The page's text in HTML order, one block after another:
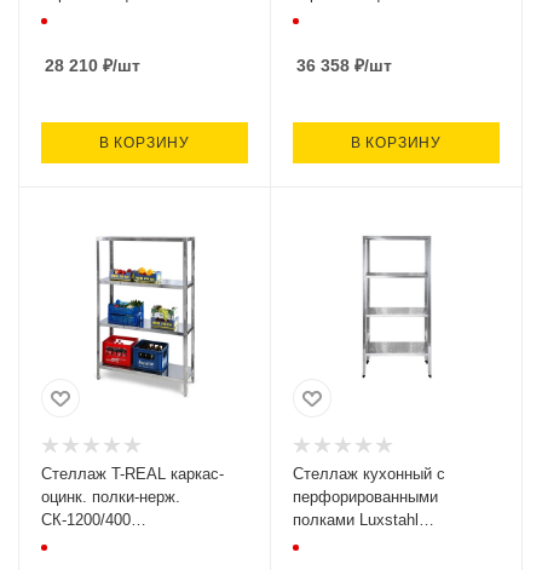
СКР-1500/400
28 210 ₽/шт
В КОРЗИНУ
(950х600х1800, 4 полки)
36 358 ₽/шт
В КОРЗИНУ
Стеллаж T-REAL каркас-
оцинк. полки-нерж.
СК-1200/400
(1200х400х1800, 4 полки) О
Стеллаж кухонный с
перфорированными
полками Luxstahl
СРП-1800*1300*400